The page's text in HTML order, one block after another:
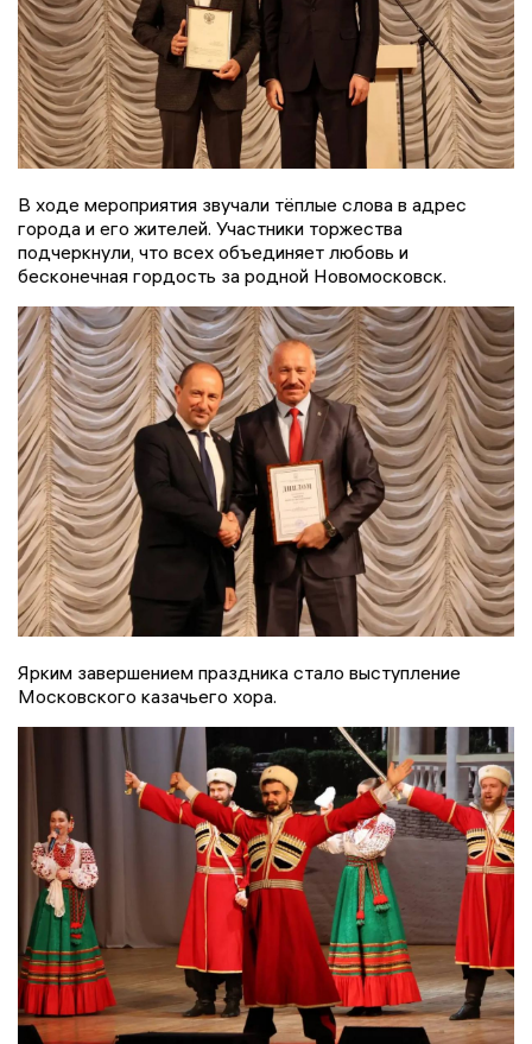
В ходе мероприятия звучали тёплые слова в адрес
города и его жителей. Участники торжества
подчеркнули, что всех объединяет любовь и
бесконечная гордость за родной Новомосковск.
Ярким завершением праздника стало выступление
Московского казачьего хора.